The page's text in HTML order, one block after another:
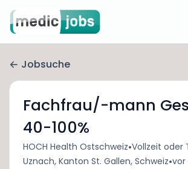
Jobsuche
Fachfrau/-mann
40-100%
HOCH Health Ostschweiz•Vollzeit oder
Uznach, Kanton St. Gallen, Schweiz•vor